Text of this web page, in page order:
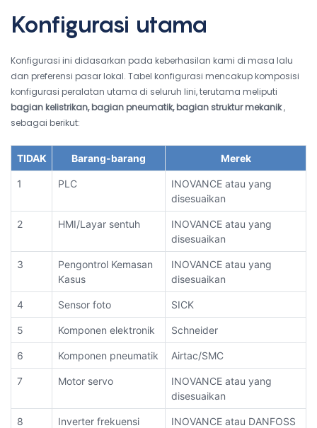
Konfigurasi utama
Konfigurasi ini didasarkan pada keberhasilan kami di masa lalu
dan preferensi pasar lokal. Tabel konfigurasi mencakup komposisi
konfigurasi peralatan utama di seluruh lini, terutama meliputi
bagian kelistrikan, bagian pneumatik, bagian struktur mekanik,
sebagai berikut:
TIDAK Barang-barang Merek
1 PLC
INOVANCE atau yang
disesuaikan
2 HMI/Layar sentuh
INOVANCE atau yang
disesuaikan
3
Pengontrol Kemasan
Kasus
INOVANCE atau yang
disesuaikan
4 Sensor foto SICK
5 Komponen elektronik Schneider
6 Komponen pneumatik Airtac/SMC
7 Motor servo
INOVANCE atau yang
disesuaikan
8 Inverter frekuensi INOVANCE atau DANFOSS